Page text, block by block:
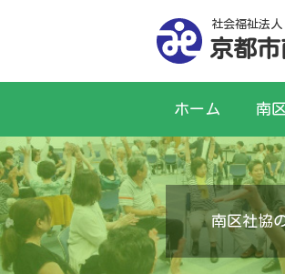
社会福祉法人
京都
ホーム 南
南区社協